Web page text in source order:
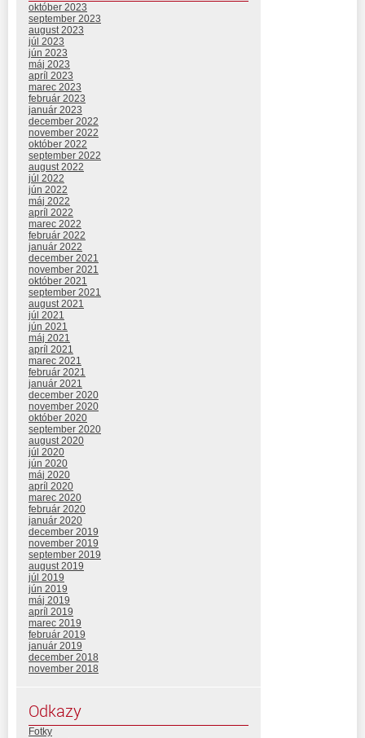
október 2023
september 2023
august 2023
júl 2023
jún 2023
máj 2023
apríl 2023
marec 2023
február 2023
január 2023
december 2022
november 2022
október 2022
september 2022
august 2022
júl 2022
jún 2022
máj 2022
apríl 2022
marec 2022
február 2022
január 2022
december 2021
november 2021
október 2021
september 2021
august 2021
júl 2021
jún 2021
máj 2021
apríl 2021
marec 2021
február 2021
január 2021
december 2020
november 2020
október 2020
september 2020
august 2020
júl 2020
jún 2020
máj 2020
apríl 2020
marec 2020
február 2020
január 2020
december 2019
november 2019
september 2019
august 2019
júl 2019
jún 2019
máj 2019
apríl 2019
marec 2019
február 2019
január 2019
december 2018
november 2018
Odkazy
Fotky